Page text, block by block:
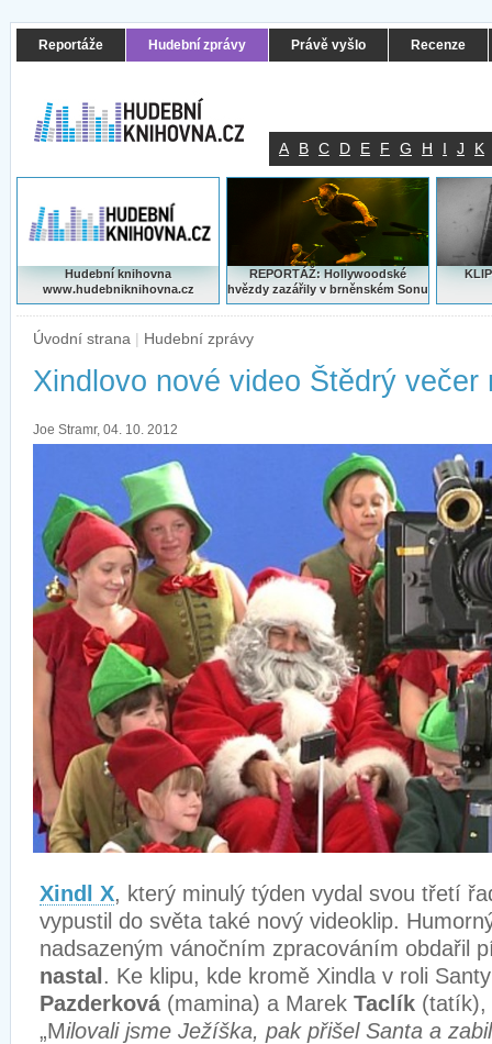
Reportáže Hudební zprávy Právě vyšlo Recenze
A B C D E F G H I J K
Hudební knihovna
www.hudebniknihovna.cz
REPORTÁŽ: Hollywoodské
hvězdy zazářily v brněnském Sonu
Úvodní strana | Hudební zprávy
Xindlovo nové video Štědrý večer
Joe Stramr, 04. 10. 2012
Xindl X, který minulý týden vydal svou třetí
vypustil do světa také nový videoklip.
nadsazeným vánočním zpracováním obdařil
nastal . Ke klipu, kde kromě Xindla v roli
Pazderková (mamina) a Marek Taclík (tatík),
„Milovali jsme Ježíška, pak přišel Santa a